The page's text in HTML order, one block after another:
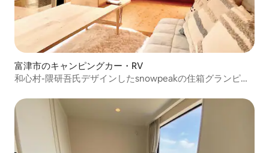
富津市のキャンピングカー・RV
和心村-隈研吾氏デザインしたsnowpeakの住箱グランピン